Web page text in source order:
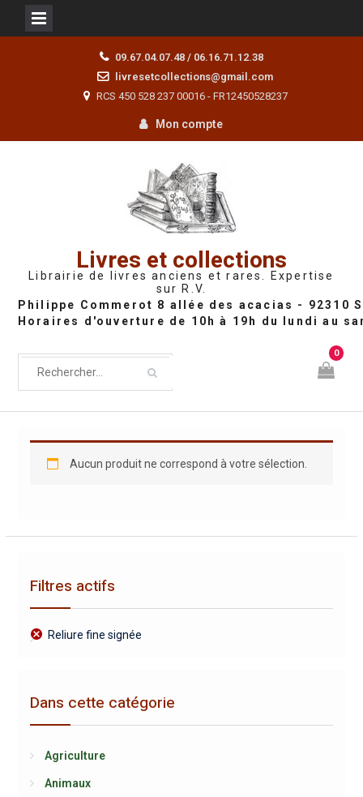
09.67.04.07.48 / 06.16.71.12.38
livresetcollections@gmail.com
RCS 450 528 237 00016 - FR12450528237
Mon compte
Livres et collections
Librairie de livres anciens et rares. Expertise
sur R.V.
0
Aucun produit ne correspond à votre sélection.
Filtres actifs
Reliure fine signée
Dans cette catégorie
Agriculture
Animaux